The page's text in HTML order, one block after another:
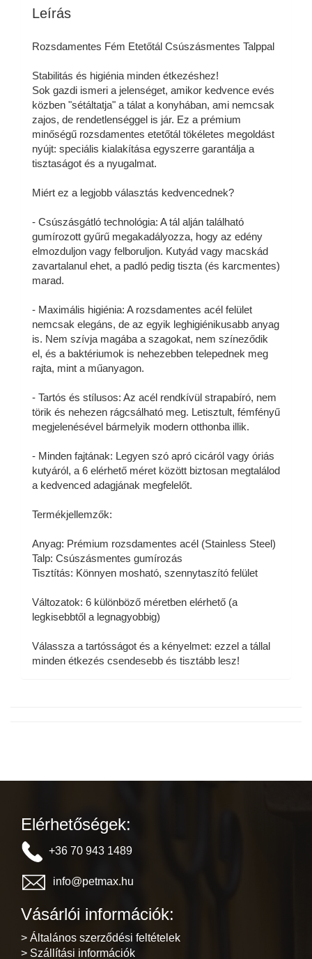
Leírás
Rozsdamentes Fém Etetőtál Csúszásmentes Talppal
Stabilitás és higiénia minden étkezéshez!
Sok gazdi ismeri a jelenséget, amikor kedvence evés
közben "sétáltatja" a tálat a konyhában, ami nemcsak
zajos, de rendetlenséggel is jár. Ez a prémium
minőségű rozsdamentes etetőtál tökéletes megoldást
nyújt: speciális kialakítása egyszerre garantálja a
tisztaságot és a nyugalmat.
Miért ez a legjobb választás kedvencednek?
- Csúszásgátló technológia: A tál alján található
gumírozott gyűrű megakadályozza, hogy az edény
elmozduljon vagy felboruljon. Kutyád vagy macskád
zavartalanul ehet, a padló pedig tiszta (és karcmentes)
marad.
- Maximális higiénia: A rozsdamentes acél felület
nemcsak elegáns, de az egyik leghigiénikusabb anyag
is. Nem szívja magába a szagokat, nem színeződik
el, és a baktériumok is nehezebben telepednek meg
rajta, mint a műanyagon.
- Tartós és stílusos: Az acél rendkívül strapabíró, nem
törik és nehezen rágcsálható meg. Letisztult, fémfényű
megjelenésével bármelyik modern otthonba illik.
- Minden fajtának: Legyen szó apró cicáról vagy óriás
kutyáról, a 6 elérhető méret között biztosan megtalálod
a kedvenced adagjának megfelelőt.
Termékjellemzők:
Anyag: Prémium rozsdamentes acél (Stainless Steel)
Talp: Csúszásmentes gumírozás
Tisztítás: Könnyen mosható, szennytaszító felület
Változatok: 6 különböző méretben elérhető (a
legkisebbtől a legnagyobbig)
Válassza a tartósságot és a kényelmet: ezzel a tállal
minden étkezés csendesebb és tisztább lesz!
Elérhetőségek:
+36 70 943 1489
info@petmax.hu
Vásárlói információk:
> Általános szerződési feltételek
> Szállítási információk